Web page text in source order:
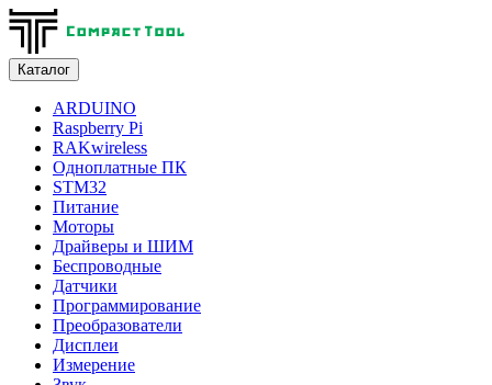
Каталог
ARDUINO
Raspberry Pi
RAKwireless
Одноплатные ПК
STM32
Питание
Моторы
Драйверы и ШИМ
Беспроводные
Датчики
Программирование
Преобразователи
Дисплеи
Измерение